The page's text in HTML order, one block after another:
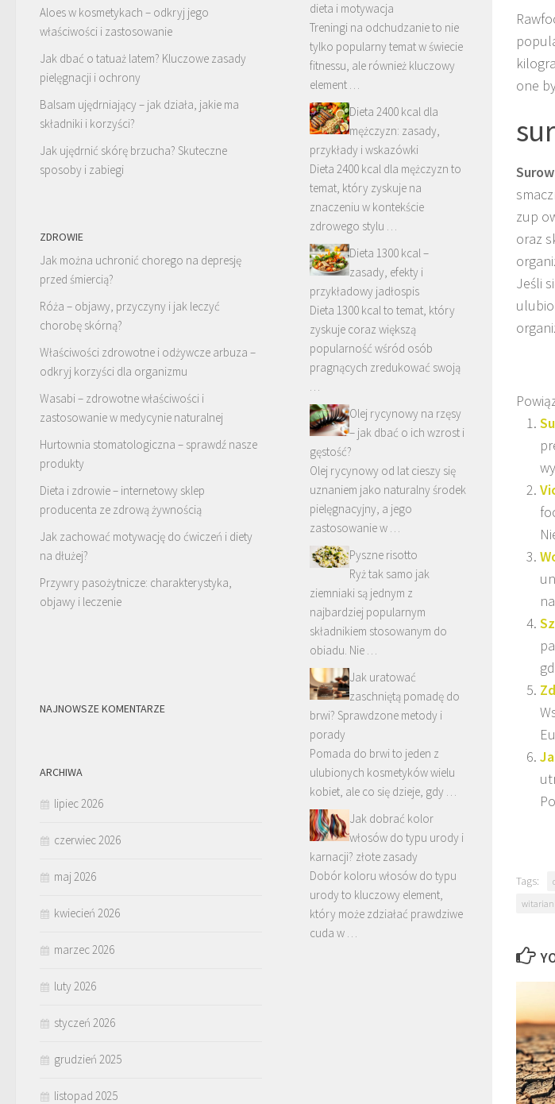
one
zup
oraz
Jeśli
Tags:
Aloes w kosmetykach – odkryj jego
właściwości i zastosowanie
Jak dbać o tatuaż latem? Kluczowe zasady
pielęgnacji i ochrony
Balsam ujędrniający – jak działa, jakie ma
składniki i korzyści?
Jak ujędrnić skórę brzucha? Skuteczne
sposoby i zabiegi
ZDROWIE
Jak można uchronić chorego na depresję
przed śmiercią?
Róża – objawy, przyczyny i jak leczyć
chorobę skórną?
Właściwości zdrowotne i odżywcze arbuza –
odkryj korzyści dla organizmu
Wasabi – zdrowotne właściwości i
zastosowanie w medycynie naturalnej
Hurtownia stomatologiczna – sprawdź nasze
produkty
Dieta i zdrowie – internetowy sklep
producenta ze zdrową żywnością
Jak zachować motywację do ćwiczeń i diety
na dłużej?
Przywry pasożytnicze: charakterystyka,
objawy i leczenie
NAJNOWSZE KOMENTARZE
ARCHIWA
lipiec 2026
czerwiec 2026
maj 2026
kwiecień 2026
marzec 2026
luty 2026
styczeń 2026
grudzień 2025
listopad 2025
dieta i motywacja
Treningi na odchudzanie to nie
tylko popularny temat w świecie
fitnessu, ale również kluczowy
element …
Dieta 2400 kcal dla
mężczyzn: zasady,
przykłady i wskazówki
Dieta 2400 kcal dla mężczyzn to
temat, który zyskuje na
znaczeniu w kontekście
zdrowego stylu …
Dieta 1300 kcal –
zasady, efekty i
przykładowy jadłospis
Dieta 1300 kcal to temat, który
zyskuje coraz większą
popularność wśród osób
pragnących zredukować swoją
…
Olej rycynowy na rzęsy
– jak dbać o ich wzrost i
gęstość?
Olej rycynowy od lat cieszy się
uznaniem jako naturalny środek
pielęgnacyjny, a jego
zastosowanie w …
Pyszne risotto
Ryż tak samo jak
ziemniaki są jednym z
najbardziej popularnym
składnikiem stosowanym do
obiadu. Nie …
Jak uratować
zaschniętą pomadę do
brwi? Sprawdzone metody i
porady
Pomada do brwi to jeden z
ulubionych kosmetyków wielu
kobiet, ale co się dzieje, gdy …
Jak dobrać kolor
włosów do typu urody i
karnacji? złote zasady
Dobór koloru włosów do typu
urody to kluczowy element,
który może zdziałać prawdziwe
cuda w …